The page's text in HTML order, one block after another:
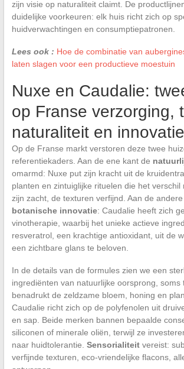
zijn visie op naturaliteit claimt. De
duidelijke voorkeuren: elk huis richt zich op
huidverwachtingen en consumptiepatronen.
Lees ook : Hoe de combinatie van
laten slagen voor een productieve moestuin
Nuxe en Caudalie:
op Franse verzorging,
naturaliteit en innovatie
Op de Franse markt verstoren deze twee
referentiekaders. Aan de ene kant de
omarmd: Nuxe put zijn kracht uit de
planten en zintuiglijke rituelen die het verschil
zijn zacht, de texturen verfijnd. Aan de
botanische innovatie: Caudalie heeft zich
vinotherapie, waarbij het unieke actieve
resveratrol, een krachtige antioxidant, uit de
een zichtbare glans te beloven.
In de details van de formules zien we een
ingrediënten van natuurlijke oorsprong, soms
benadrukt de zeldzame bloem, honing en
Caudalie richt zich op de polyfenolen uit
en sap. Beide merken bannen bepaalde
siliconen of minerale oliën, terwijl ze
naar huidtolerantie. Sensorialiteitvereist:
verfijnde texturen, eco-vriendelijke flacons,